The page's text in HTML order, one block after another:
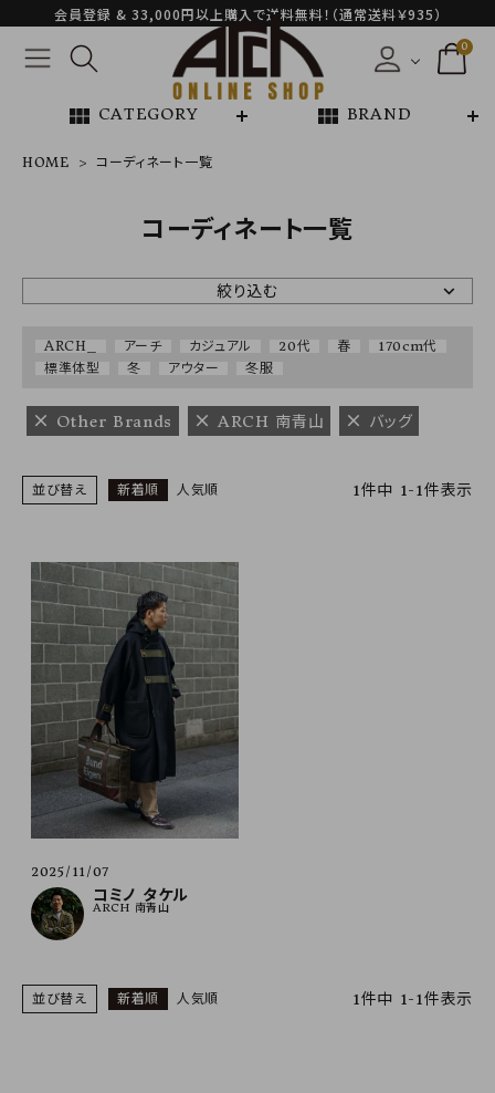
会員登録 & 33,000円以上購入で送料無料！（通常送料￥935）
0
view_module CATEGORY view_module BRAND
NEW ARRIVAL
ARCH EXCLUSIVE
SHOP
INFORMATION
ご利用ガイド
プライバシーポリシー
特定商取引法について
お問い合わせ
OFFICIAL WEB SITE
ACCOUNT MENU
ようこそ ゲスト 様
meeting_room ログイン
HOME コーディネート一覧
コーディネート一覧
絞り込む
ARCH_ アーチ カジュアル 20代 春
170cm代
標準体型
冬 アウター 冬服
Other Brands ARCH 南青山 バッグ
並び替え 新着順 人気順 1件中 1-1件表示
2025/11/07
コミノ タケル
ARCH 南青山
並び替え 新着順 人気順 1件中 1-1件表示